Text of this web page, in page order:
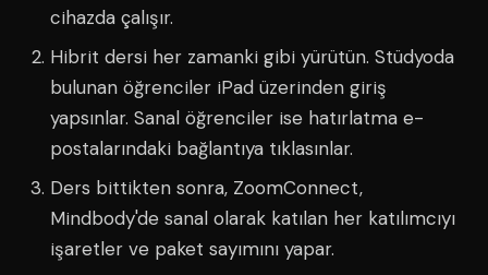
cihazda çalışır.
Hibrit dersi her zamanki gibi yürütün. Stüdyoda
bulunan öğrenciler iPad üzerinden giriş
yapsınlar. Sanal öğrenciler ise hatırlatma e-
postalarındaki bağlantıya tıklasınlar.
Ders bittikten sonra, ZoomConnect,
Mindbody'de sanal olarak katılan her katılımcıyı
işaretler ve paket sayımını yapar.